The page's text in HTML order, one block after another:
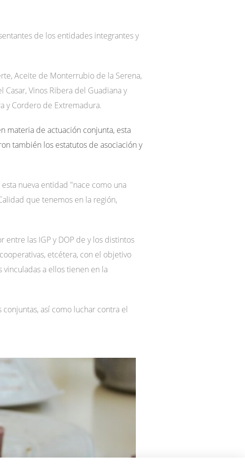
de los entidades integrantes y
Aceite de Monterrubio de la Serena,
Vinos Ribera del Guadiana y
y Cordero de Extremadura.
materia de actuación conjunta, esta
también los estatutos de asociación y
nueva entidad "nace como una
que tenemos en la región,
las IGP y DOP de y los distintos
etcétera, con el objetivo
a ellos tienen en la
así como luchar contra el